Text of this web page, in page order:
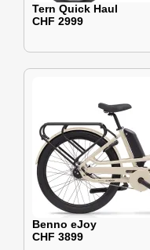
Tern Quick Haul
CHF 2999
Benno eJoy
CHF 3899